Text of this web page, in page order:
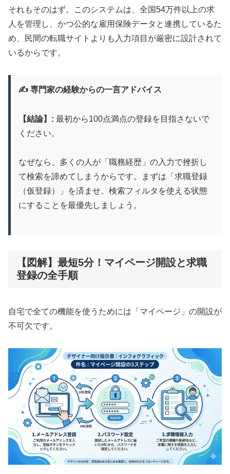
それもそのはず。このシステムは、全国54万件以上の求
人を管理し、かつ公的な雇用保険データと連携しているた
め、民間の転職サイトよりも入力項目が厳密に設計されて
いるからです。
✍️ 専門家の経験からの一言アドバイス
【結論】: 最初から100点満点の登録を目指さないで
ください。
なぜなら、多くの人が「職務経歴」の入力で挫折し
て検索を諦めてしまうからです。まずは「求職登録
（仮登録）」を済ませ、検索フィルタを使える状態
にすることを最優先しましょう。
【図解】最短5分！マイページ開設と求職
登録の全手順
自宅で全ての機能を使うためには「マイページ」の開設が
不可欠です。